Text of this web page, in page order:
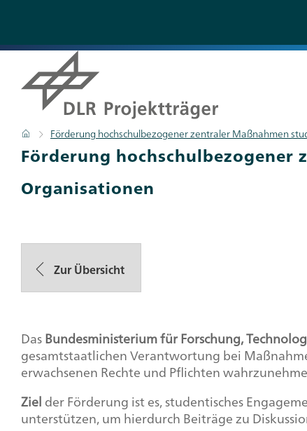
Inhalt
Pfadnavigation
Startseite
Förderung hochschulbezogener zentraler Maßnahmen
Titel
Förderung hochschulbezogener
Organisationen
Zur Übersicht
Headline,
Text
+
Image
DasBundesministerium für ­Forschung,
gesamtstaatlichen Verantwortung bei
erwachsenen Rechte und Pflichten
Zielder Förderung ist es, studentisches
unterstützen, um hierdurch Beiträge zu